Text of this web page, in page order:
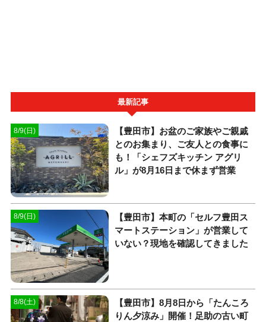
最新記事
8/9(日)
【豊田市】お盆のご家族やご親戚
とのお集まり、ご友人との食事に
も！「シェフズキッチン アグリ
ル」が8月16日まで休まず営業
8/9(日)
【豊田市】本町の「セルフ豊田ス
マートステーション」が営業して
いない？現地を確認してきました
8/8(土)
【豊田市】8月8日から「たんころ
りん夕涼み」開催！足助の古い町